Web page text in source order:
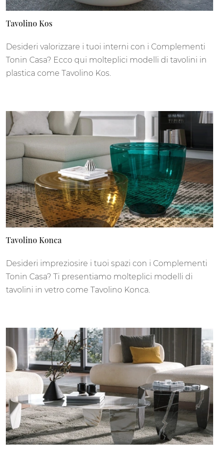
Tavolino Kos
Desideri valorizzare i tuoi interni con i Complementi
Tonin Casa? Ecco qui molteplici modelli di tavolini in
plastica come Tavolino Kos.
Tavolino Konca
Desideri impreziosire i tuoi spazi con i Complementi
Tonin Casa? Ti presentiamo molteplici modelli di
tavolini in vetro come Tavolino Konca.